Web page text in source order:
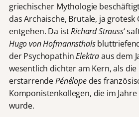
griechischer Mythologie
das Archaische, Brutale, ja grotesk
entgehen. Da istRichard Strauss‘
Hugo von Hofmannsthals
der PsychopathinElektraaus dem
wesentlich dichter am Kern, als die
erstarrendePénélopedes
Komponistenkollegen, die im
wurde.